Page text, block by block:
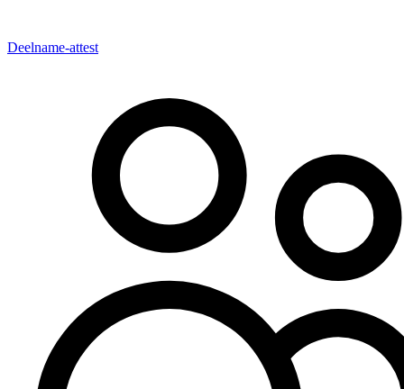
Deelname-attest